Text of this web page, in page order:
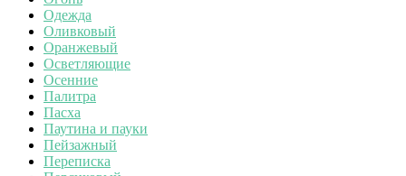
Одежда
Оливковый
Оранжевый
Осветляющие
Осенние
Палитра
Пасха
Паутина и пауки
Пейзажный
Переписка